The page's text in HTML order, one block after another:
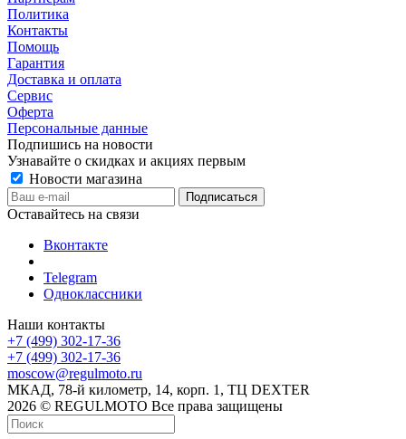
Политика
Контакты
Помощь
Гарантия
Доставка и оплата
Сервис
Оферта
Персональные данные
Подпишись на новости
Узнавайте о скидках и акциях первым
Новости магазина
Оставайтесь на связи
Вконтакте
Telegram
Одноклассники
Наши контакты
+7 (499) 302-17-36
+7 (499) 302-17-36
moscow@regulmoto.ru
МКАД, 78-й километр, 14, корп. 1, ТЦ DEXTER
2026 © REGULMOTO Все права защищены